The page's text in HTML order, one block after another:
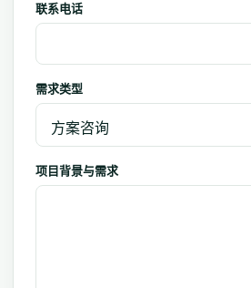
联系电话
需求类型
项目背景与需求